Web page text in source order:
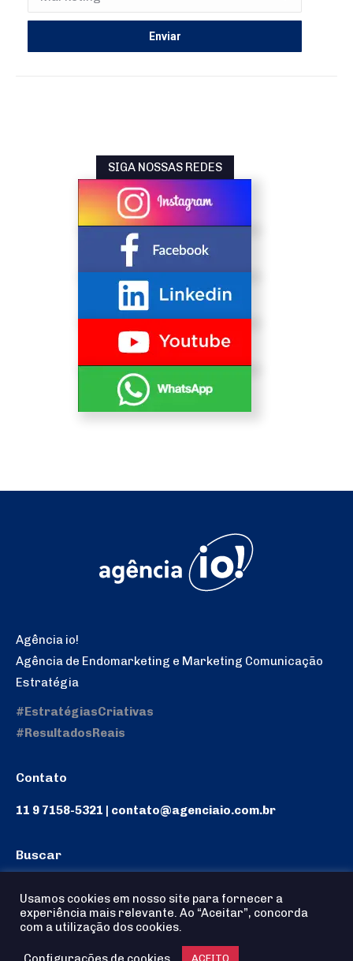
SIGA NOSSAS REDES
Agência io!
Agência de Endomarketing e Marketing Comunicação
Estratégia
#EstratégiasCriativas
#ResultadosReais
Contato
11 9 7158-5321 | contato@agenciaio.com.br
Buscar
Agência io! © 2025 - Todos os Direitos reservados
Usamos cookies em nosso site para fornecer a
experiência mais relevante. Ao “Aceitar”, concorda
com a utilização dos cookies.
ACEITO